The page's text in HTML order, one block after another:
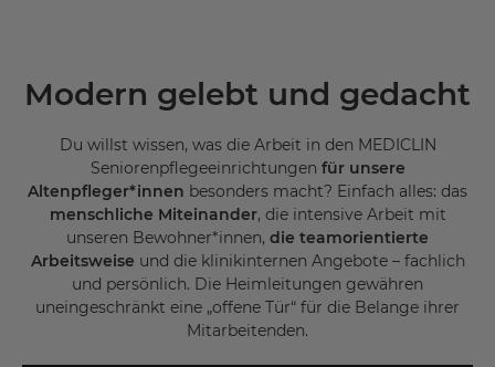
Modern gelebt und gedacht
Du willst wissen, was die Arbeit in den MEDICLIN
Seniorenpflegeeinrichtungen für unsere
Altenpfleger*innen besonders macht? Einfach alles: das
menschliche Miteinander, die intensive Arbeit mit
unseren Bewohner*innen, die teamorientierte
Arbeitsweise und die klinikinternen Angebote – fachlich
und persönlich. Die Heimleitungen gewähren
uneingeschränkt eine „offene Tür“ für die Belange ihrer
Mitarbeitenden.